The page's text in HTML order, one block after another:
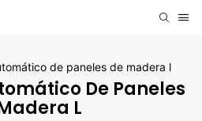
de paneles de madera l
De Paneles
L